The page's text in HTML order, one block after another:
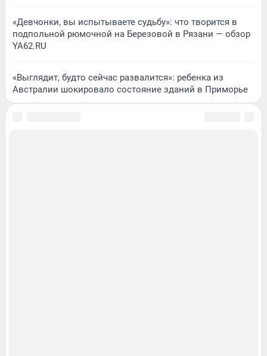
«Девчонки, вы испытываете судьбу»: что творится в
подпольной рюмочной на Березовой в Рязани — обзор
YA62.RU
«Выглядит, будто сейчас развалится»: ребенка из
Австралии шокировало состояние зданий в Приморье